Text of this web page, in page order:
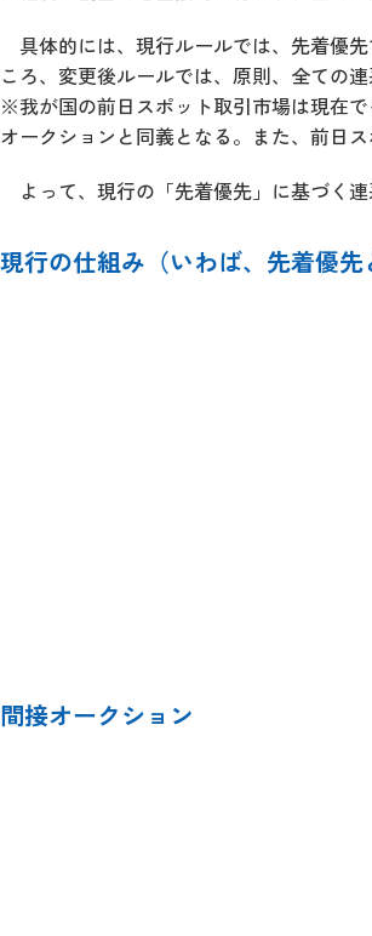
具体的には、現行ルールでは、先着優
ころ、変更後ルールでは、原則、全ての
※我が国の前日スポット取引市場は現在
オークションと同義となる。また、前日
よって、現行の「先着優先」に基づく
現行の仕組み（いわば、先着優先
間接オークション